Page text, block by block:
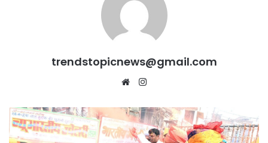
trendstopicnews@gmail.com
Website
UP:
सिर
पर